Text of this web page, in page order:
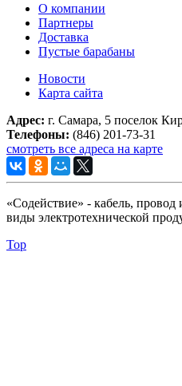
О компании
Партнеры
Доставка
Пустые барабаны
Новости
Карта сайта
Адрес: г. Самара, 5 поселок
Телефоны: (846) 201-73-31
смотреть все адреса на карте
«Содействие» - кабель,
виды электротехнической
Top